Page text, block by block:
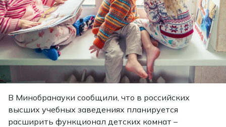
В Минобранауки сообщили, что в российских
высших учебных заведениях планируется
расширить функционал детских комнат –